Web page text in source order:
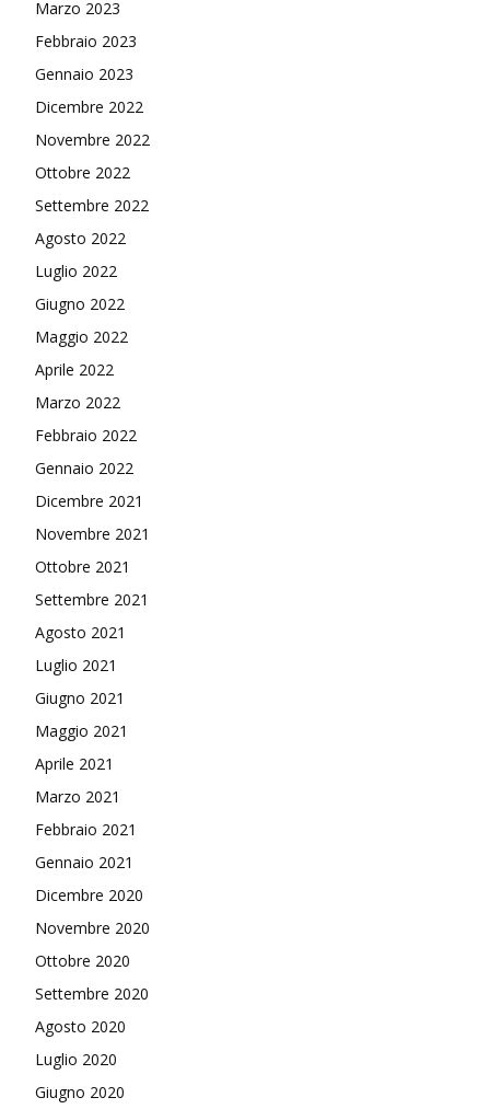
Marzo 2023
Febbraio 2023
Gennaio 2023
Dicembre 2022
Novembre 2022
Ottobre 2022
Settembre 2022
Agosto 2022
Luglio 2022
Giugno 2022
Maggio 2022
Aprile 2022
Marzo 2022
Febbraio 2022
Gennaio 2022
Dicembre 2021
Novembre 2021
Ottobre 2021
Settembre 2021
Agosto 2021
Luglio 2021
Giugno 2021
Maggio 2021
Aprile 2021
Marzo 2021
Febbraio 2021
Gennaio 2021
Dicembre 2020
Novembre 2020
Ottobre 2020
Settembre 2020
Agosto 2020
Luglio 2020
Giugno 2020